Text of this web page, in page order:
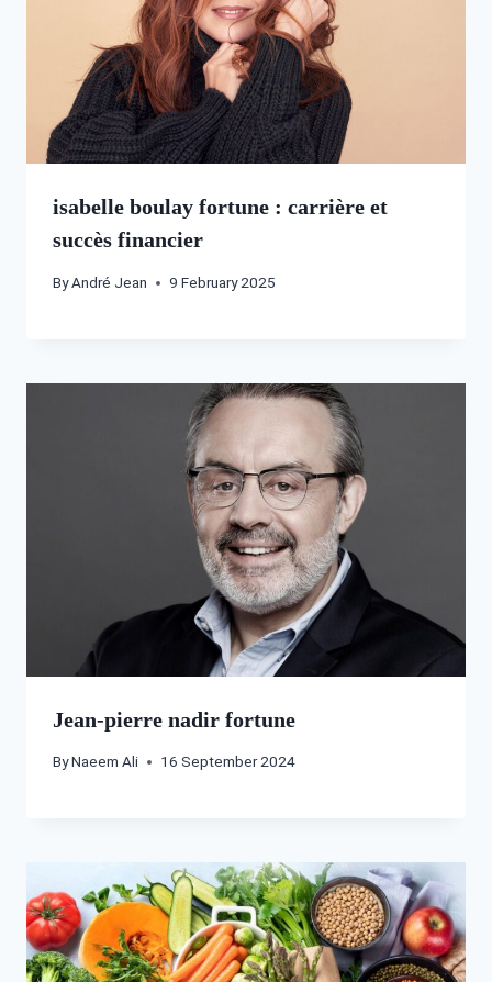
isabelle boulay fortune : carrière et
succès financier
ByAndré Jean 9 February 2025
Jean-pierre nadir fortune
ByNaeem Ali 16 September 2024